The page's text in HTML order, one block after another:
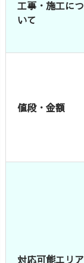
工事・施工につ
いて
値段・金額
対応可能エリア